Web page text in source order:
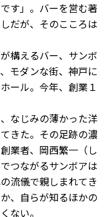
す」。バーを営む著
だが、そのこころは
構えるバー、サンボ
モダンな街、神戸に
ール。今年、創業１
なじみの薄かった洋
きた。その足跡の濃
業者、岡西繁一（し
つながるサンボアは
流儀で親しまれてき
、自らが知るほかの
ない。